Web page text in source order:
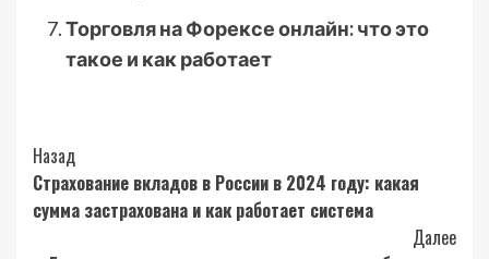
Торговля на Форексе онлайн: что это
такое и как работает
Post
Navigation
Назад
Страхование вкладов в России в 2024 году: какая
сумма застрахована и как работает система
Далее